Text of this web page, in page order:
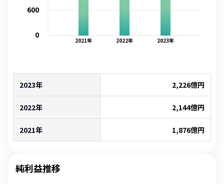
2021年 2022年 2023年
0
600
2023年 2,226億円
2022年 2,144億円
2021年 1,876億円
純利益推移